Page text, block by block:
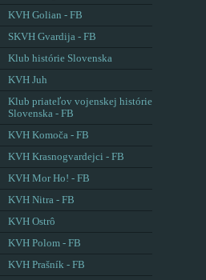
KVH Golian - FB
SKVH Gvardija - FB
Klub histórie Slovenska
KVH Juh
Klub priateľov vojenskej histórie
Slovenska - FB
KVH Komoča - FB
KVH Krasnogvardejci - FB
KVH Mor Ho! - FB
KVH Nitra - FB
KVH Ostrô
KVH Polom - FB
KVH Prašník - FB